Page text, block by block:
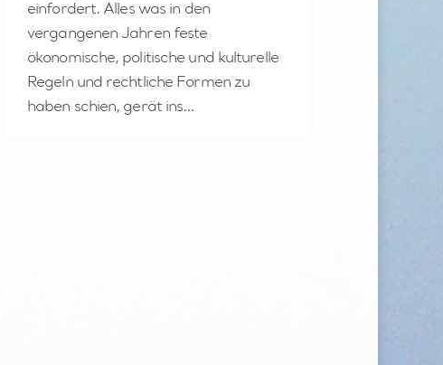
einfordert. Alles was in den
vergangenen Jahren feste
ökonomische, politische und kulturelle
Regeln und rechtliche Formen zu
haben schien, gerät ins…